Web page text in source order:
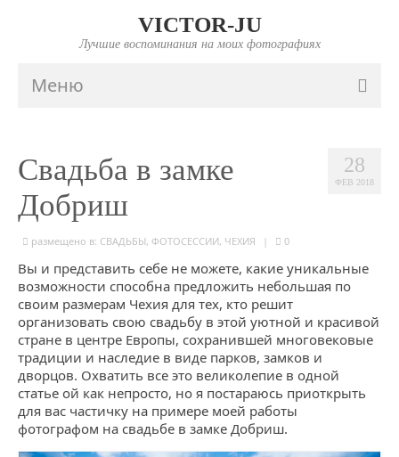
VICTOR-JU
Лучшие воспоминания на моих фотографиях
Меню
ПОРТФОЛИО
FAQ
ИНФО
ПРАЙС
КОНТАКТЫ
28
ФЕВ 2018
Свадьба в замке
Добриш
размещено в: СВАДЬБЫ, ФОТОСЕССИИ, ЧЕХИЯ | 0
Вы и представить себе не можете, какие уникальные
возможности способна предложить небольшая по
своим размерам Чехия для тех, кто решит
организовать свою свадьбу в этой уютной и красивой
стране в центре Европы, сохранившей многовековые
традиции и наследие в виде парков, замков и
дворцов. Охватить все это великолепие в одной
статье ой как непросто, но я постараюсь приоткрыть
для вас частичку на примере моей работы
фотографом на свадьбе в замке Добриш.